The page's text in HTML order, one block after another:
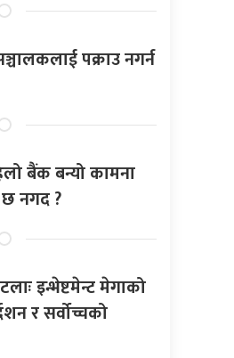
पक्राउ नगर्न
बैंक बन्यो कामना
नगद ?
इन्भेष्टमेन्ट मेगाको
र सर्वोच्चको